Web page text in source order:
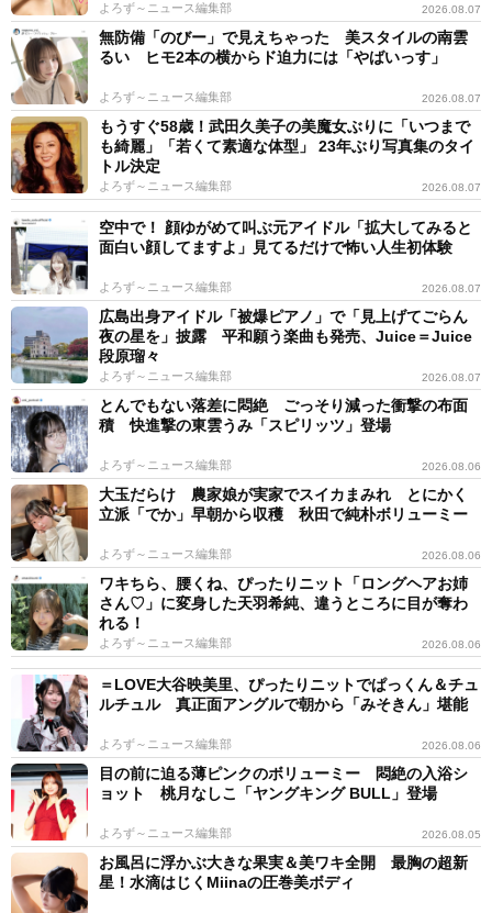
よろず～ニュース編集部 2026.08.07
無防備「のびー」で見えちゃった 美スタイルの南雲
るい ヒモ2本の横からド迫力には「やばいっす」
よろず～ニュース編集部 2026.08.07
もうすぐ58歳！武田久美子の美魔女ぶりに「いつまで
も綺麗」「若くて素適な体型」 23年ぶり写真集のタイ
トル決定
よろず～ニュース編集部 2026.08.07
空中で！ 顔ゆがめて叫ぶ元アイドル「拡大してみると
面白い顔してますよ」見てるだけで怖い人生初体験
よろず～ニュース編集部 2026.08.07
広島出身アイドル「被爆ピアノ」で「見上げてごらん
夜の星を」披露 平和願う楽曲も発売、Juice＝Juice
段原瑠々
よろず～ニュース編集部 2026.08.07
とんでもない落差に悶絶 ごっそり減った衝撃の布面
積 快進撃の東雲うみ「スピリッツ」登場
よろず～ニュース編集部 2026.08.06
大玉だらけ 農家娘が実家でスイカまみれ とにかく
立派「でか」早朝から収穫 秋田で純朴ボリューミー
よろず～ニュース編集部 2026.08.06
ワキちら、腰くね、ぴったりニット「ロングヘアお姉
さん♡」に変身した天羽希純、違うところに目が奪わ
れる！
よろず～ニュース編集部 2026.08.06
＝LOVE大谷映美里、ぴったりニットでぱっくん＆チュ
ルチュル 真正面アングルで朝から「みそきん」堪能
よろず～ニュース編集部 2026.08.06
目の前に迫る薄ピンクのボリューミー 悶絶の入浴シ
ョット 桃月なしこ「ヤングキング BULL」登場
よろず～ニュース編集部 2026.08.05
お風呂に浮かぶ大きな果実＆美ワキ全開 最胸の超新
星！水滴はじくMiinaの圧巻美ボディ